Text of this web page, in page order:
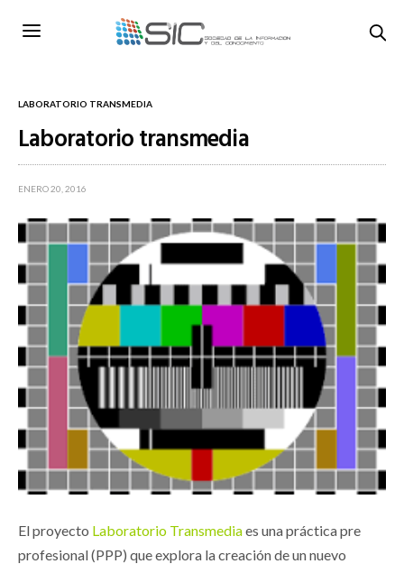
LABORATORIO TRANSMEDIA
Laboratorio transmedia
ENERO 20, 2016
El proyecto Laboratorio Transmediaes una práctica pre
profesional (PPP) que explora la creación de un nuevo